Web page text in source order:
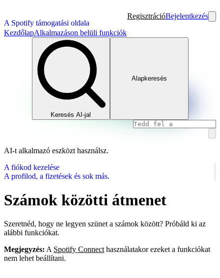
A Spotify támogatási oldala
RegisztrációBejelentkezés
KezdőlapAlkalmazáson belüli funkciók
Keresés AI-jal
Alapkeresés
AI-t alkalmazó eszközt használsz.
A fiókod kezelése
A profilod, a fizetések és sok más.
Számok közötti átmenet
Szeretnéd, hogy ne legyen szünet a számok között? Próbáld ki az
alábbi funkciókat.
Megjegyzés: A Spotify Connect használatakor ezeket a funkciókat
nem lehet beállítani.